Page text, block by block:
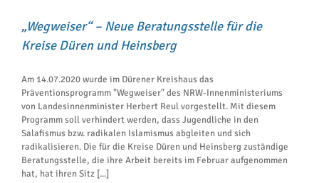
„Wegweiser“ – Neue Beratungsstelle für die
Kreise Düren und Heinsberg
Am 14.07.2020 wurde im Dürener Kreishaus das
Präventionsprogramm "Wegweiser" des NRW-Innenministeriums
von Landesinnenminister Herbert Reul vorgestellt. Mit diesem
Programm soll verhindert werden, dass Jugendliche in den
Salafismus bzw. radikalen Islamismus abgleiten und sich
radikalisieren. Die für die Kreise Düren und Heinsberg zuständige
Beratungsstelle, die ihre Arbeit bereits im Februar aufgenommen
hat, hat ihren Sitz [...]